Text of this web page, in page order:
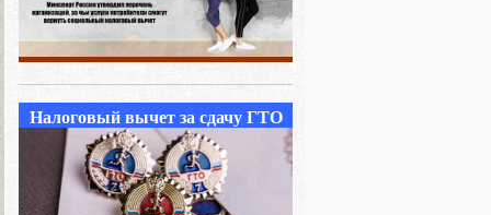
Налоговый вычет за сдачу ГТО